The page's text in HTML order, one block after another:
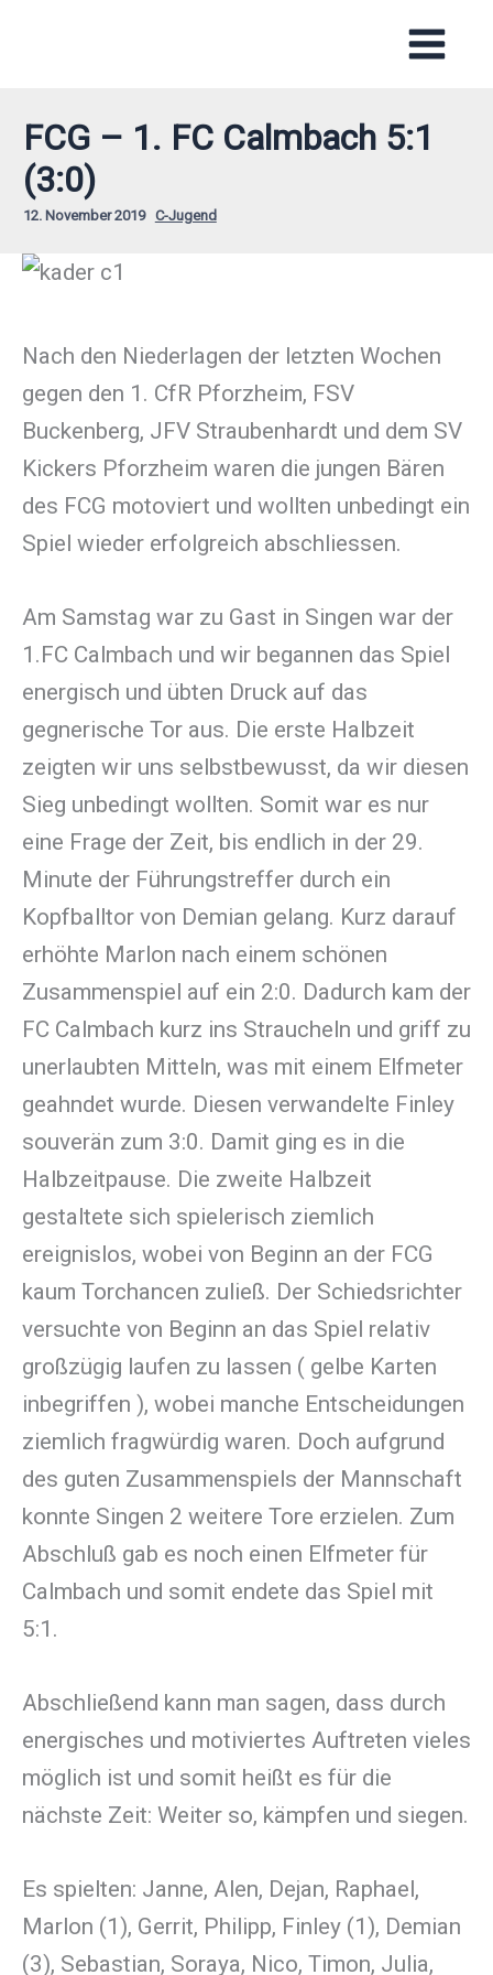
FCG – 1. FC Calmbach 5:1
(3:0)
12. November 2019 C-Jugend
Nach den Niederlagen der letzten Wochen
gegen den 1. CfR Pforzheim, FSV
Buckenberg, JFV Straubenhardt und dem SV
Kickers Pforzheim waren die jungen Bären
des FCG motoviert und wollten unbedingt ein
Spiel wieder erfolgreich abschliessen.
Am Samstag war zu Gast in Singen war der
1.FC Calmbach und wir begannen das Spiel
energisch und übten Druck auf das
gegnerische Tor aus. Die erste Halbzeit
zeigten wir uns selbstbewusst, da wir diesen
Sieg unbedingt wollten. Somit war es nur
eine Frage der Zeit, bis endlich in der 29.
Minute der Führungstreffer durch ein
Kopfballtor von Demian gelang. Kurz darauf
erhöhte Marlon nach einem schönen
Zusammenspiel auf ein 2:0. Dadurch kam der
FC Calmbach kurz ins Straucheln und griff zu
unerlaubten Mitteln, was mit einem Elfmeter
geahndet wurde. Diesen verwandelte Finley
souverän zum 3:0. Damit ging es in die
Halbzeitpause. Die zweite Halbzeit
gestaltete sich spielerisch ziemlich
ereignislos, wobei von Beginn an der FCG
kaum Torchancen zuließ. Der Schiedsrichter
versuchte von Beginn an das Spiel relativ
großzügig laufen zu lassen ( gelbe Karten
inbegriffen ), wobei manche Entscheidungen
ziemlich fragwürdig waren. Doch aufgrund
des guten Zusammenspiels der Mannschaft
konnte Singen 2 weitere Tore erzielen. Zum
Abschluß gab es noch einen Elfmeter für
Calmbach und somit endete das Spiel mit
5:1.
Abschließend kann man sagen, dass durch
energisches und motiviertes Auftreten vieles
möglich ist und somit heißt es für die
nächste Zeit: Weiter so, kämpfen und siegen.
Es spielten: Janne, Alen, Dejan, Raphael,
Marlon (1), Gerrit, Philipp, Finley (1), Demian
(3), Sebastian, Soraya, Nico, Timon, Julia,